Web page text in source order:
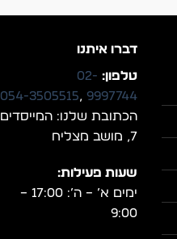
דברו איתנו
טלפון: 02-
9997744
,
054-3505515
הכתובת שלנו: המייסדים
7, מושב מצליח
שעות פעילות:
ימים א’ – ה’: 17:00 –
9:00